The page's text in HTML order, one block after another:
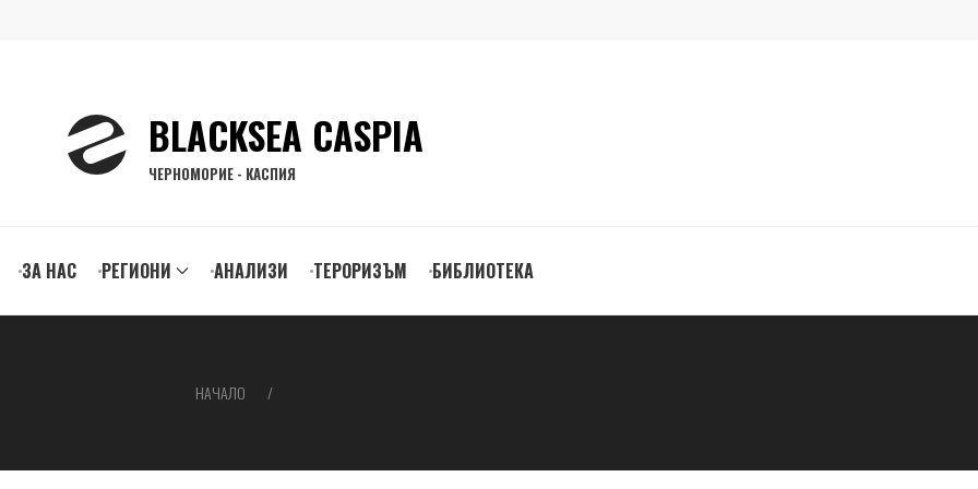
BLACKSEA CASPIA
ЧЕРНОМОРИЕ - КАСПИЯ
ЗА НАС РЕГИОНИ АНАЛИЗИ ТЕРОРИЗЪМ БИБЛИОТЕКА
НАЧАЛО